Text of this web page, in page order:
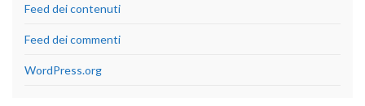
Feed dei contenuti
Feed dei commenti
WordPress.org